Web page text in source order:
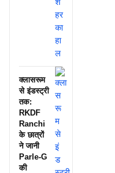
क्लासरूम
से इंडस्ट्री
तक:
RKDF
Ranchi
के छात्रों
ने जानी
Parle-G
की